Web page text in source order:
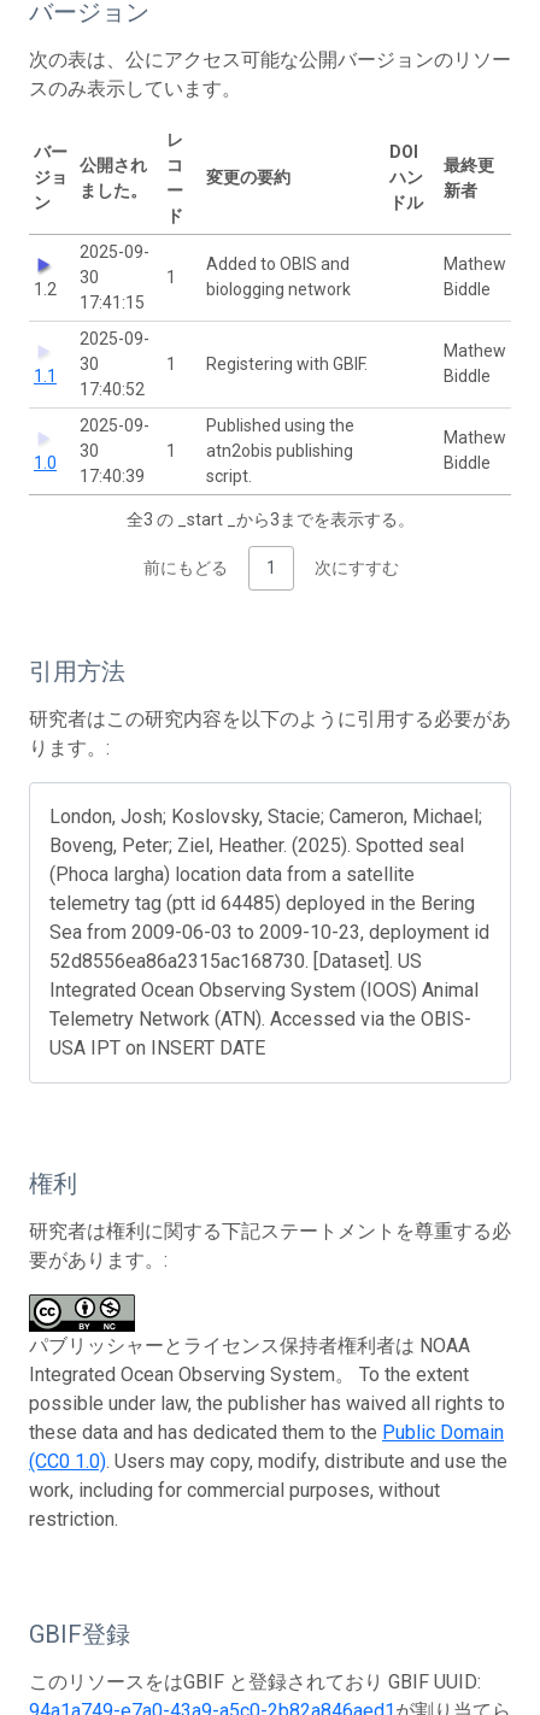
バージョン
次の表は、公にアクセス可能な公開バージョンのリソー
スのみ表示しています。
バー
ジョ
ン
公開され
ました。
レ
コ
ー
ド
変更の要約
DOI
ハン
ドル
最終更
新者
1.2
2025-09-
30
17:41:15
1
Added to OBIS and
biologging network
Mathew
Biddle
1.1
2025-09-
30
17:40:52
1 Registering with GBIF.
Mathew
Biddle
1.0
2025-09-
30
17:40:39
1
Published using the
atn2obis publishing
script.
Mathew
Biddle
全3 の _start _から3までを表示する。
前にもどる 1 次にすすむ
引用方法
研究者はこの研究内容を以下のように引用する必要があ
ります。:
London, Josh; Koslovsky, Stacie; Cameron, Michael;
Boveng, Peter; Ziel, Heather. (2025). Spotted seal
(Phoca largha) location data from a satellite
telemetry tag (ptt id 64485) deployed in the Bering
Sea from 2009-06-03 to 2009-10-23, deployment id
52d8556ea86a2315ac168730. [Dataset]. US
Integrated Ocean Observing System (IOOS) Animal
Telemetry Network (ATN). Accessed via the OBIS-
USA IPT on INSERT DATE
権利
研究者は権利に関する下記ステートメントを尊重する必
要があります。:
パブリッシャーとライセンス保持者権利者は NOAA
Integrated Ocean Observing System。 To the extent
possible under law, the publisher has waived all rights to
these data and has dedicated them to the Public Domain
(CC0 1.0). Users may copy, modify, distribute and use the
work, including for commercial purposes, without
restriction.
GBIF登録
このリソースをはGBIF と登録されており GBIF UUID: